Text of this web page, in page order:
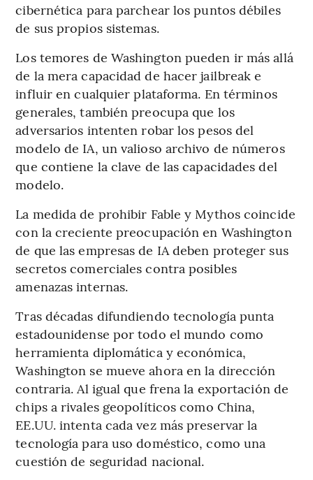
cibernética para parchear los puntos débiles
de sus propios sistemas.
Los temores de Washington pueden ir más allá
de la mera capacidad de hacer jailbreak e
influir en cualquier plataforma. En términos
generales, también preocupa que los
adversarios intenten robar los pesos del
modelo de IA, un valioso archivo de números
que contiene la clave de las capacidades del
modelo.
La medida de prohibir Fable y Mythos coincide
con la creciente preocupación en Washington
de que las empresas de IA deben proteger sus
secretos comerciales contra posibles
amenazas internas.
Tras décadas difundiendo tecnología punta
estadounidense por todo el mundo como
herramienta diplomática y económica,
Washington se mueve ahora en la dirección
contraria. Al igual que frena la exportación de
chips a rivales geopolíticos como China,
EE.UU. intenta cada vez más preservar la
tecnología para uso doméstico, como una
cuestión de seguridad nacional.